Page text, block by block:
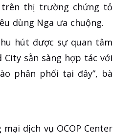
thị trường chứng tỏ
dùng Nga ưa chuộng.
hút được sự quan tâm
City sẵn sàng hợp tác với
phân phối tại đây”, bà
dịch vụ OCOP Center